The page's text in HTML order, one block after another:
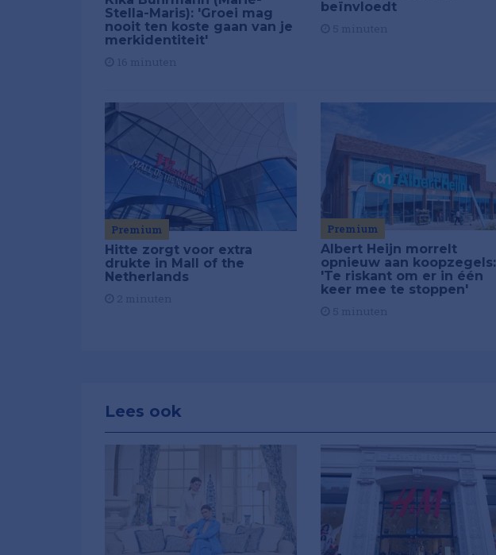
Stella-Maris): 'Groei mag
nooit ten koste gaan van je
merkidentiteit'
beïnvloedt
Premium
Hitte zorgt voor extra
drukte in Mall of the
Netherlands
Premium
Albert Heijn morrelt
opnieuw aan koopzegels:
'Te riskant om er in één
keer mee te stoppen'
Lees ook